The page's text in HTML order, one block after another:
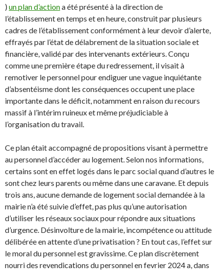
) un plan d’actiona été présenté à la direction de
l’établissement en temps et en heure, construit par plusieurs
cadres de l’établissement conformément à leur devoir d’alerte,
effrayés par l’état de délabrement de la situation sociale et
financière, validé par des intervenants extérieurs. Conçu
comme une première étape du redressement, il visait à
remotiver le personnel pour endiguer une vague inquiétante
d’absentéisme dont les conséquences occupent une place
importante dans le déficit, notamment en raison du recours
massif à l’intérim ruineux et même préjudiciable à
l’organisation du travail.
Ce plan était accompagné de propositions visant à permettre
au personnel d’accéder au logement. Selon nos informations,
certains sont en effet logés dans le parc social quand d’autres le
sont chez leurs parents ou même dans une caravane. Et depuis
trois ans, aucune demande de logement social demandée à la
mairie n’a été suivie d’effet, pas plus qu’une autorisation
d’utiliser les réseaux sociaux pour répondre aux situations
d’urgence. Désinvolture de la mairie, incompétence ou attitude
délibérée en attente d’une privatisation ? En tout cas, l’effet sur
le moral du personnel est gravissime. Ce plan discrètement
nourri des revendications du personnel en fevrier 2024 a, dans